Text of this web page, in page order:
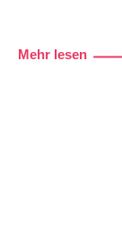
Mehr lesen